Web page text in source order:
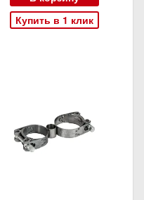
Купить в 1 клик